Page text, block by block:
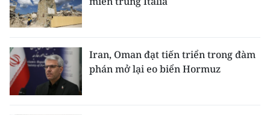
Iran, Oman đạt tiến triển trong đàm
phán mở lại eo biển Hormuz